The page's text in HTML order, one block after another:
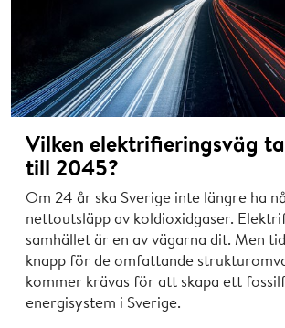
Vilken elektrifieringsväg
till 2045?
Om 24 år ska Sverige inte längre ha
nettoutsläpp av koldioxidgaser.
samhället är en av vägarna dit. Men
knapp för de omfattande
kommer krävas för att skapa ett
energisystem i Sverige.